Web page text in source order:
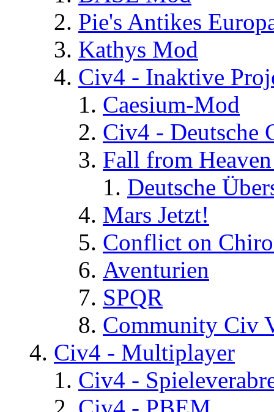
Pie's Antikes
Kathys Mod
Civ4 - Inaktive
Caesium-Mod
Civ4 - Deutsche
Fall from
Deutsche
Mars Jetzt!
Conflict on
Aventurien
SPQR
Community Civ
Civ4 - Multiplayer
Civ4 -